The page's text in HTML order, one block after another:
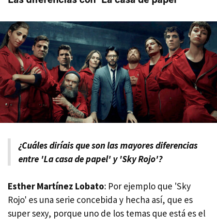
¿Cuáles diríais que son las mayores diferencias
entre 'La casa de papel' y 'Sky Rojo'?
Esther Martínez Lobato: Por ejemplo que 'Sky
Rojo' es una serie concebida y hecha así, que es
super sexy, porque uno de los temas que está es el